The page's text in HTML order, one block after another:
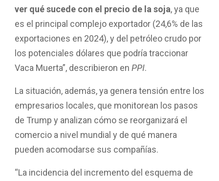
ver qué sucede con el precio de la soja, ya que
es el principal complejo exportador (24,6% de las
exportaciones en 2024), y del petróleo crudo por
los potenciales dólares que podría traccionar
Vaca Muerta”, describieron en PPI.
La situación, además, ya genera tensión entre los
empresarios locales, que monitorean los pasos
de Trump y analizan cómo se reorganizará el
comercio a nivel mundial y de qué manera
pueden acomodarse sus compañías.
“La incidencia del incremento del esquema de